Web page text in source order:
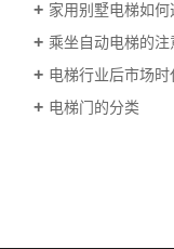
家用别墅电梯如
乘坐自动电梯的注
电梯行业后市场
电梯门的分类